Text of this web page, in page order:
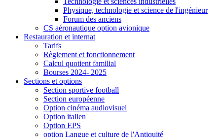
Physique, technologie et science de l'ingénieur
Forum des anciens
CS aéronautique option avionique
Restauration et internat
Tarifs
Règlement et fonctionnement
Calcul quotient familial
Bourses 2024- 2025
Sections et options
Section sportive football
Section européenne
Option cinéma audiovisuel
Option italien
Option EPS
option Langue et culture de l'Antiquité